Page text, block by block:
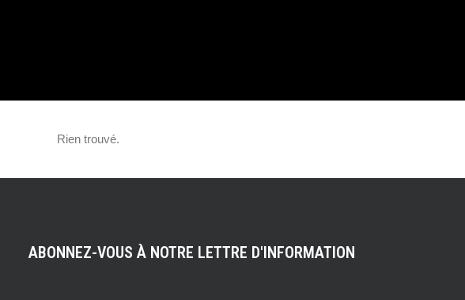
Rien trouvé.
ABONNEZ-VOUS À NOTRE LETTRE D'INFORMATION